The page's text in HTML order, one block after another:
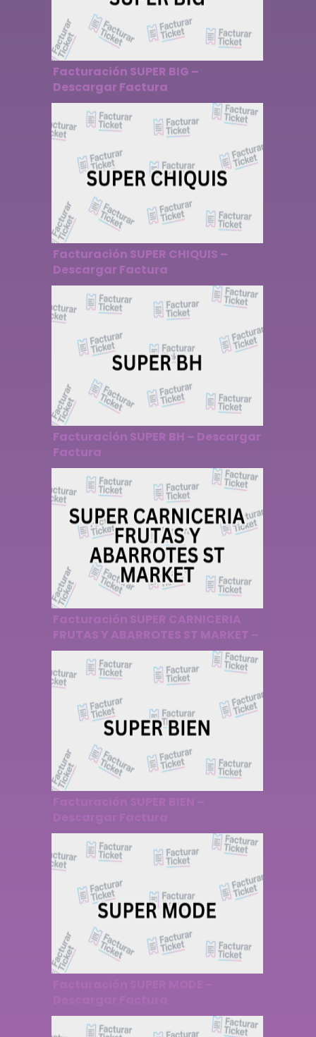
Facturación SUPER BIG –
Descargar Factura
Facturación SUPER CHIQUIS –
Descargar Factura
Facturación SUPER BH – Descargar
Factura
Facturación SUPER CARNICERIA
FRUTAS Y ABARROTES ST MARKET –
Descargar Factura